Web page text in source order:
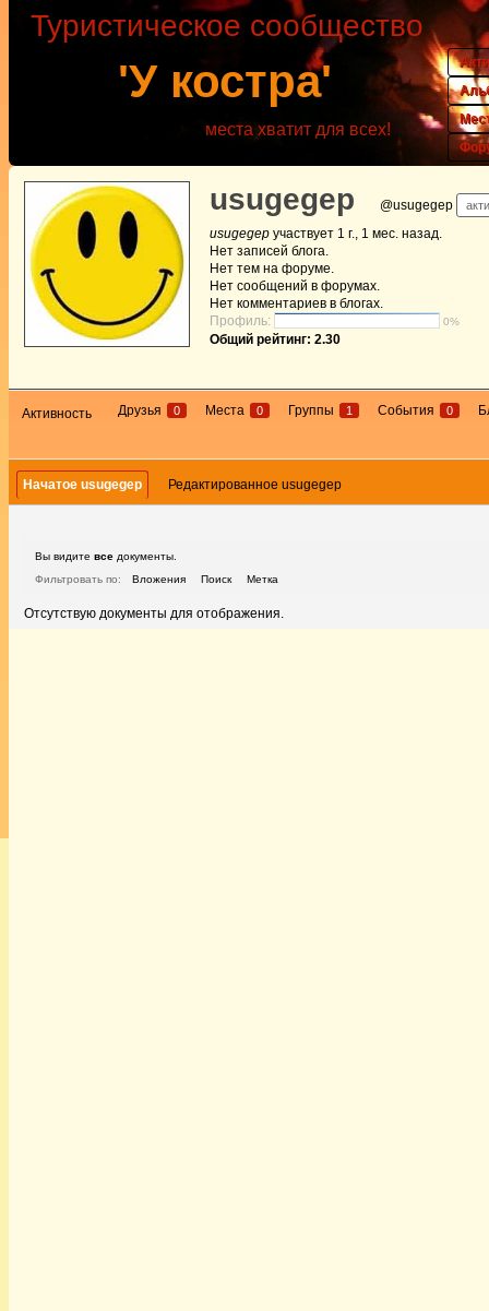
'У костра'
Туристическое сообщество
места хватит для всех!
usugegep @usugegep
usugegep участвует 1 г., 1 мес. назад.
Нет записей блога.
Нет тем на форуме.
Нет сообщений в форумах.
Нет комментариев в блогах.
Профиль:
0%
Общий рейтинг: 2.30
Активность Друзья 0 Места 0 Группы 1 События 0
Начатое usugegep Редактированное usugegep
Вы видите все документы.
Фильтровать по:
Вложения Поиск Метка
Отсутствую документы для отображения.